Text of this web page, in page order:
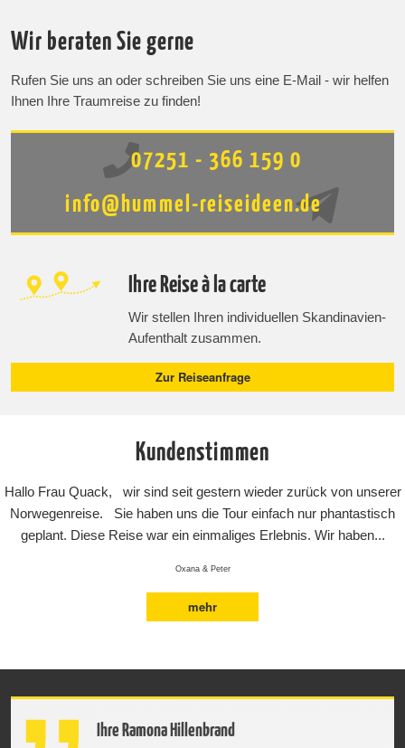
Tollwutimpfung: Im EU-Heimtierausweis muss eine gültige
mindestens 21 Tage vor dem Grenzübertritt erfolgen
muss.
Anmeldung am Zoll: Bei der Einreise muss das Tier
unaufgefordert am Zoll angemeldet werden, es sei denn,
es kommt aus Norwegen. Die Anmeldung kann auch im
Voraus online erfolgen, beispielsweise auf der Website des
Jordbruksverket.
Leinenpflicht: In der Regel besteht eine Leinenpflicht für
Haustiere.
Entfernung von Hundekot: Es besteht die Verpflichtung,
Hundekot zu entfernen.
Einschränkungen und Verbote bei bestimmten Hunderassen:
Rassen. Allerdings ist die Mitnahme von Kreuzungen
Dingos von der 1. bis zur 4. Generation nach der Kreuzung
untersagt.
Heimtierausweis benötigt. Darin muss die Kennzeichnung
des Tieres entweder durch einen Mikrochip oder eine gut
lesbare Tätowierung eingetragen sein. Seit dem 3. Juli 2011
Wir beraten Sie gerne
Rufen Sie uns an oder schreiben Sie uns eine E-Mail - wir helfen
Ihnen Ihre Traumreise zu finden!
07251 - 366 159 0
info@hummel-reiseideen.de
Ihre Reise à la carte
Wir stellen Ihren individuellen Skandinavien-
Aufenthalt zusammen.
Zur Reiseanfrage
Kundenstimmen
Hallo Frau Quack, wir sind seit gestern wieder zurück von unserer
Norwegenreise. Sie haben uns die Tour einfach nur phantastisch
geplant. Diese Reise war ein einmaliges Erlebnis. Wir haben...
Oxana & Peter
mehr
Ihre Ramona Hillenbrand